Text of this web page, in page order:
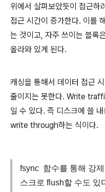
위에서 살펴보았듯이 접근
접근 시간이 증가한다. 이를
는 것이고, 자주 쓰이는 블록
올라와 있게 된다.
캐싱을 통해서 데이터 접근
줄이지는 못한다. Write
일 수 있다. 즉 디스크에 쓸
write through하는 식이다.
fsync 함수를 통해 강
스크로 flush할 수도 있